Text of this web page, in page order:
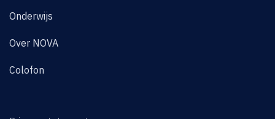
Onderwijs
Over NOVA
Colofon